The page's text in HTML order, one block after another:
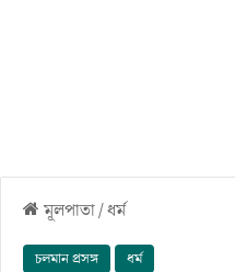
মূলপাতা/ধর্ম
চলমান প্রসঙ্গ ধর্ম